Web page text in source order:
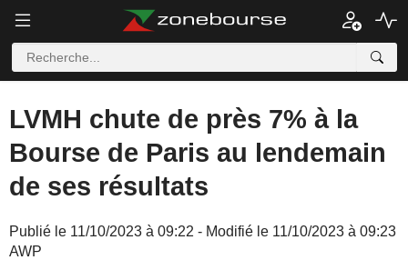
LVMH chute de près 7% à la
Bourse de Paris au lendemain
de ses résultats
Publié le 11/10/2023 à 09:22 - Modifié le 11/10/2023 à 09:23
AWP